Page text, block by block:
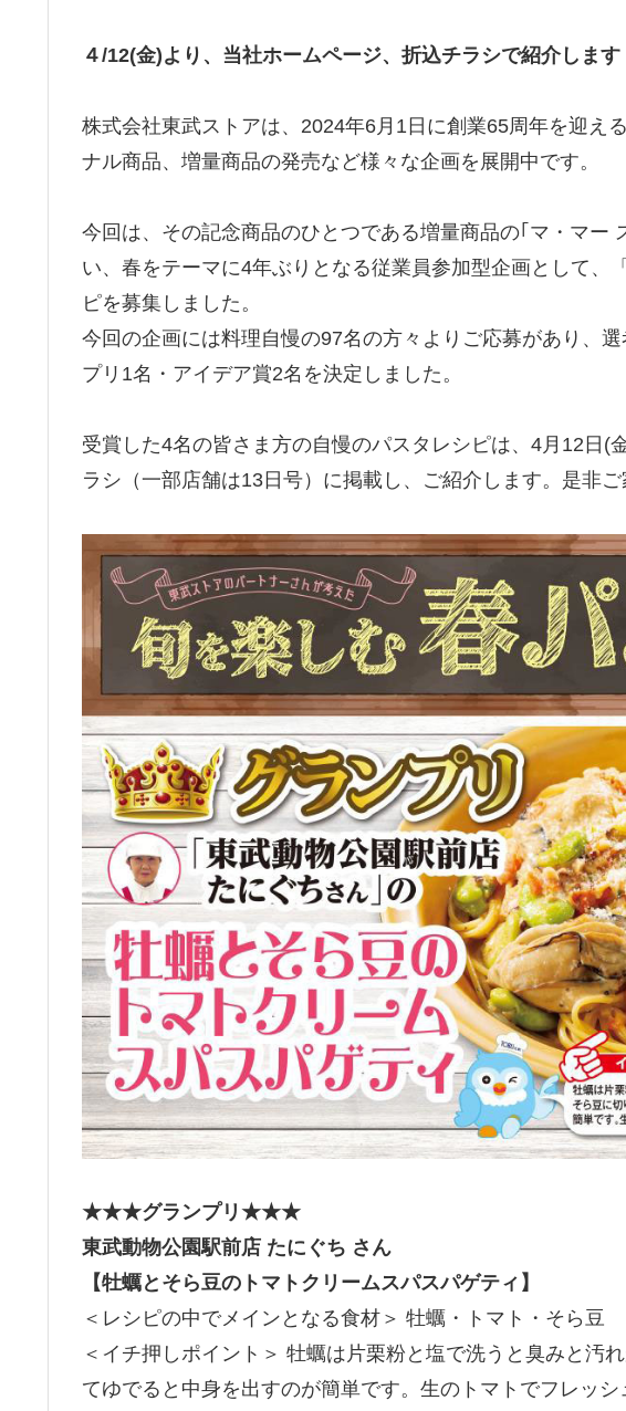
４/12(金)より、当社ホームページ、折込チラシで紹介します
株式会社東武ストアは、2024年6月1日に創業65周年を迎え
ナル商品、増量商品の発売など様々な企画を展開中です。
今回は、その記念商品のひとつである増量商品の｢マ・マー
い、春をテーマに4年ぶりとなる従業員参加型企画として、
ピを募集しました。
今回の企画には料理自慢の97名の方々よりご応募があり、
プリ1名・アイデア賞2名を決定しました。
受賞した4名の皆さま方の自慢のパスタレシピは、4月12日(
ラシ（一部店舗は13日号）に掲載し、ご紹介します。是非ご
★★★グランプリ★★★
東武動物公園駅前店 たにぐち さん
【牡蠣とそら豆のトマトクリームスパスパゲティ】
＜レシピの中でメインとなる食材＞ 牡蠣・トマト・そら豆
＜イチ押しポイント＞ 牡蠣は片栗粉と塩で洗うと臭みと汚
てゆでると中身を出すのが簡単です。生のトマトでフレッシ